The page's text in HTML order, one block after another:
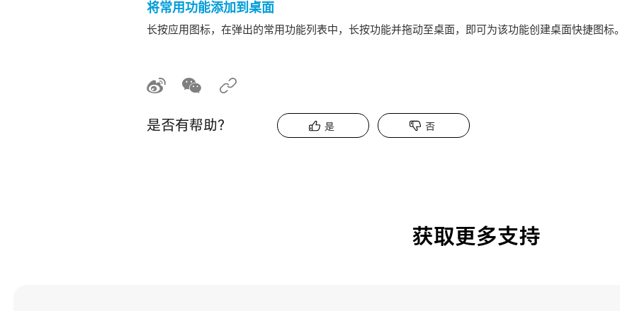
将常用功能添加到桌面
长按应用图标，在弹出的常用功能列表中，长按功能并拖动至桌面，即可为该功能创建桌面快捷图标。
是否有帮助？ 是 否
获取更多支持